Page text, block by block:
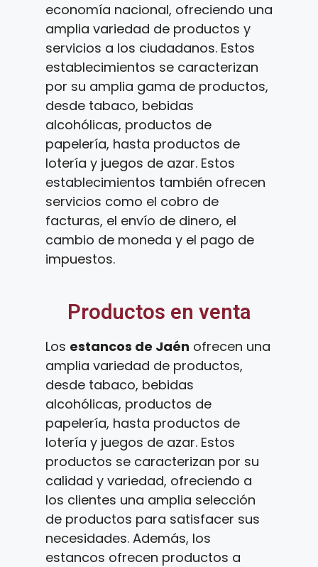
economía nacional, ofreciendo una
amplia variedad de productos y
servicios a los ciudadanos. Estos
establecimientos se caracterizan
por su amplia gama de productos,
desde tabaco, bebidas
alcohólicas, productos de
papelería, hasta productos de
lotería y juegos de azar. Estos
establecimientos también ofrecen
servicios como el cobro de
facturas, el envío de dinero, el
cambio de moneda y el pago de
impuestos.
Productos en venta
Los estancos de Jaén ofrecen una
amplia variedad de productos,
desde tabaco, bebidas
alcohólicas, productos de
papelería, hasta productos de
lotería y juegos de azar. Estos
productos se caracterizan por su
calidad y variedad, ofreciendo a
los clientes una amplia selección
de productos para satisfacer sus
necesidades. Además, los
estancos ofrecen productos a